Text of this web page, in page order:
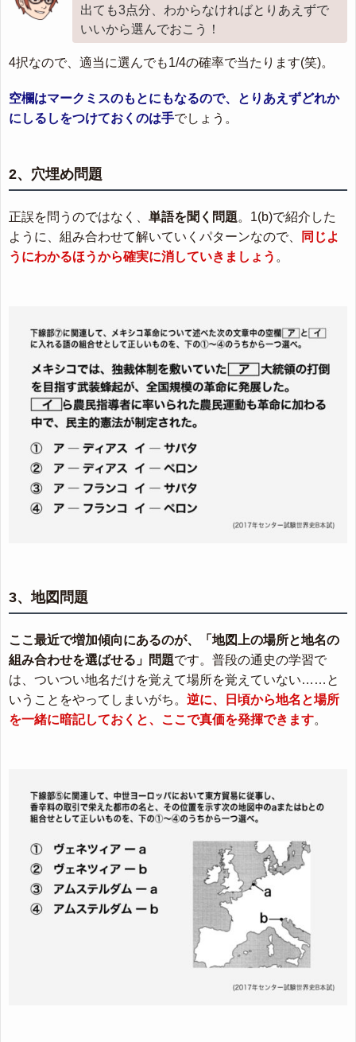
出ても3点分、わからなければとりあえずで
いいから選んでおこう！
4択なので、適当に選んでも1/4の確率で当たります(笑)。
空欄はマークミスのもとにもなるので、とりあえずどれか
にしるしをつけておくのは手でしょう。
2、穴埋め問題
正誤を問うのではなく、 単語を聞く問題。1(b)で紹介した
ように、組み合わせて解いていくパターンなので、
同じよ
うにわかるほうから確実に消していきましょう 。
3、地図問題
ここ最近で増加傾向にあるのが、「地図上の場所と地名の
組み合わせを選ばせる」問題です。普段の通史の学習で
は、ついつい地名だけを覚えて場所を覚えていない……と
いうことをやってしまいがち。 逆に、日頃から地名と場所
を一緒に暗記しておくと、ここで真価を発揮できます。